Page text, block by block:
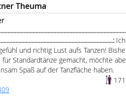
Theuma
und richtig Lust aufs Tanzen!
für Standardtänze gemacht, möchte
Spaß auf der Tanzfläche haben.
171